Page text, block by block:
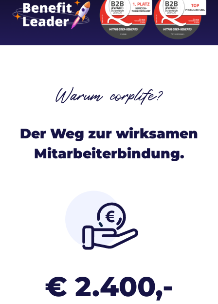
Warum corplife?
Der Weg zur wirksamen
Mitarbeiterbindung.
€ 2.400,-